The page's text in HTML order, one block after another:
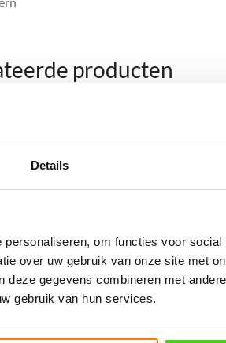
Details
om functies voor social
over uw gebruik van onze site met
gegevens combineren met
gebruik van hun services.
producten
U-
zwart
Landvast Deluxe met
40 cm oog 16 mm x 12
Oorspronkelijke
Huidige